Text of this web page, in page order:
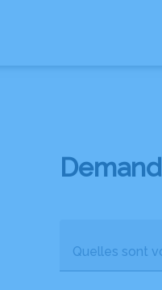
FUNÉRAIRES
Quelles sont